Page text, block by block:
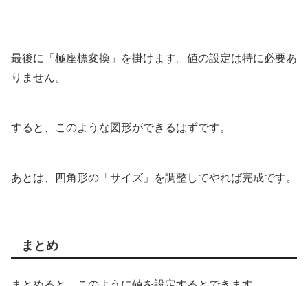
最後に「極座標変換」を掛けます。値の設定は特に必要あ
りません。
すると、このような図形ができるはずです。
あとは、四角形の「サイズ」を調整してやれば完成です。
まとめ